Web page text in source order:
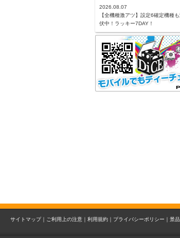
2026.08.07
【全機種激アツ】設定6確定機種
伏中！ラッキー7DAY！
サイトマップ｜ ご利用上の注意｜ 利用規約｜ プライバシーポリシー｜ 景